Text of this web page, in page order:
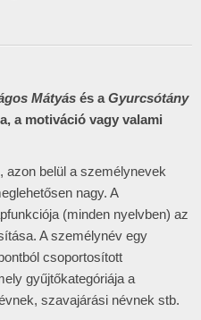
Mátyás és aGyurcsótány
a motiváció vagy valami
azon belül a személynevek
nagy. A
(minden nyelvben) az
A személynév egy
csoportosított
gyűjtőkategóriája a
szavajárási névnek stb.